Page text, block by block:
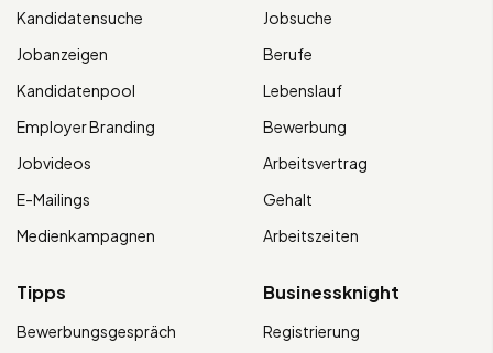
Kandidatensuche
Jobanzeigen
Kandidatenpool
Employer Branding
Jobvideos
E-Mailings
Medienkampagnen
Jobsuche
Berufe
Lebenslauf
Bewerbung
Arbeitsvertrag
Gehalt
Arbeitszeiten
Tipps
Bewerbungsgespräch
Businessknight
Registrierung